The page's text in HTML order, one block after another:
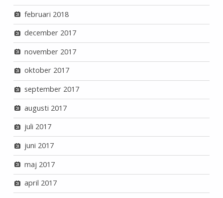
februari 2018
december 2017
november 2017
oktober 2017
september 2017
augusti 2017
juli 2017
juni 2017
maj 2017
april 2017